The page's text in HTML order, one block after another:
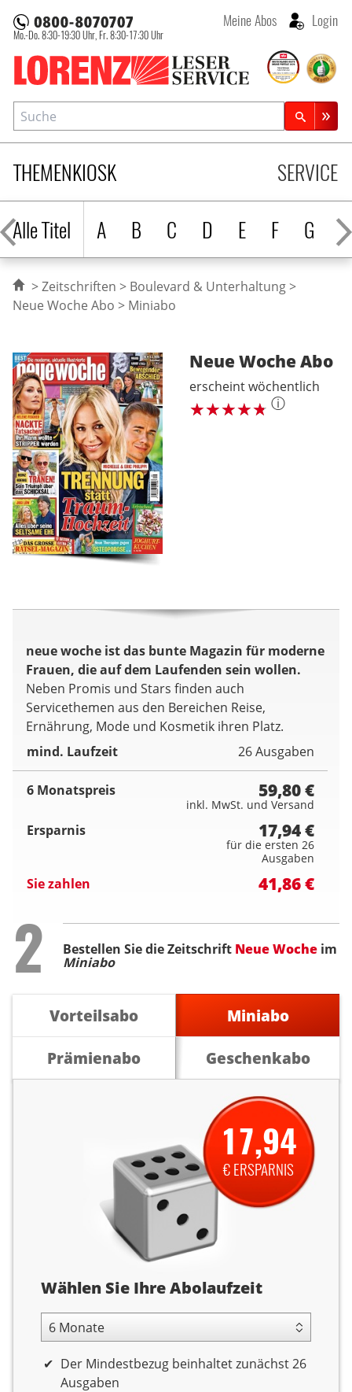
Lorenz Leserservice
Mo.-Do. 8:30-19:30 Uhr, Fr. 8:30-17:30 Uhr
Meine Abos Login
THEMENKIOSK
Alle Titel
A B C D E F G H
SERVICE
Suche
Zeitschriftensuche
Zeitschriften
Boulevard & Unterhaltung
Neue Woche Abo
Miniabo
Neue Woche Abo
erscheint wöchentlich
ⓘ
neue woche ist das bunte Magazin für moderne
Frauen, die auf dem Laufenden sein wollen.
Neben Promis und Stars finden auch
Servicethemen aus den Bereichen Reise,
Ernährung, Mode und Kosmetik ihren Platz.
mind. Laufzeit
26 Ausgaben
6 Monatspreis 59,80 €
inkl. MwSt. und Versand
Ersparnis 17,94 €
für die ersten 26
Ausgaben
Sie zahlen 41,86 €
Step
2 Bestellen Sie die Zeitschrift Neue Woche im
Miniabo
Vorteilsabo
Miniabo
Prämienabo
Geschenkabo
Abolaufzeit
Wählen Sie Ihre Abolaufzeit
6 Monate Laufzeit
Der Mindestbezug beinhaltet zunächst 26
Ausgaben
17,94
€ ERSPARNIS